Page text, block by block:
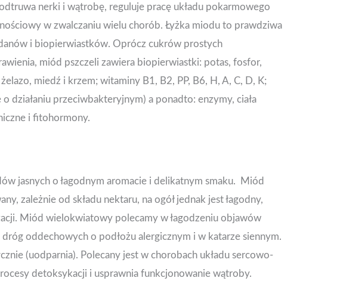
nerki i wątrobę, reguluje pracę układu pokarmowego
w zwalczaniu wielu chorób. Łyżka miodu to prawdziwa
i biopierwiastków. Oprócz cukrów prostych
miód pszczeli zawiera biopierwiastki: potas, fosfor,
miedź i krzem; witaminy B1, B2, PP, B6, H, A, C, D, K;
działaniu przeciwbakteryjnym) a ponadto: enzymy, ciała
i fitohormony.
jasnych o łagodnym aromacie i delikatnym smaku. Miód
zależnie od składu nektaru, na ogół jednak jest łagodny,
Miód wielokwiatowy polecamy w łagodzeniu objawów
oddechowych o podłożu alergicznym i w katarze siennym.
(uodparnia). Polecany jest w chorobach układu sercowo-
detoksykacji i usprawnia funkcjonowanie wątroby.